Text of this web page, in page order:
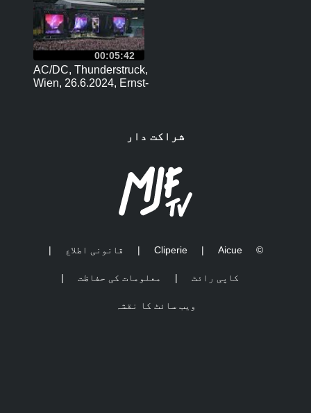
00:05:42
AC/DC, Thunderstruck,
Wien, 26.6.2024, Ernst-
شراکت دار
©
Aicue
| Cliperie | قانونی اطلاع |
کاپی رائٹ | معلومات کی حفاظت |
ویب سائٹ کا نقشہ